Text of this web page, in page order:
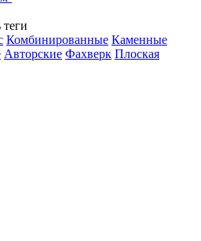
теги
Комбинированные Каменные
Авторские Фахверк Плоская